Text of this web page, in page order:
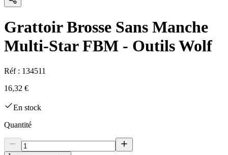
Grattoir Brosse Sans Manche
Multi-Star FBM - Outils Wolf
Réf : 134511
16,32 €
En stock
Quantité